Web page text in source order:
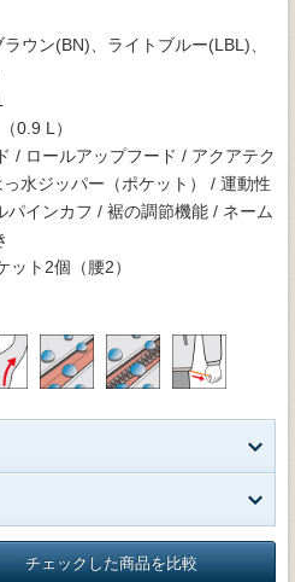
ウン(BN)、ライトブルー(LBL)、
0.9 L）
/ ロールアップフード / アクアテク
水ジッパー（ポケット） / 運動性
インカフ / 裾の調節機能 / ネーム
ット2個（腰2）
チェックした商品を比較